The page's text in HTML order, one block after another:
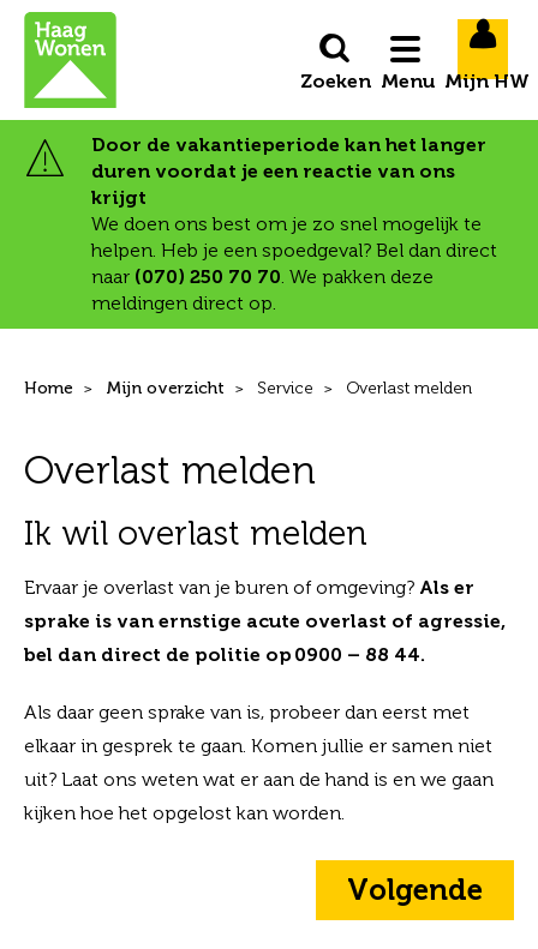
Naar hoofdinhoud
Naar hoofdnavigatiemenu
Naar zoeken
Naar de homepage
Ga naar Hoofd
Menu
Door de vakantieperiode kan het langer
duren voordat je een reactie van ons
krijgt
We doen ons best om je zo snel mogelijk te
helpen. Heb je een spoedgeval? Bel dan direct
naar (070) 250 70 70. We pakken deze
meldingen direct op.
Home Mijn overzicht Service Overlast melden
Overlast melden
Ik wil overlast melden
Ervaar je overlast van je buren of omgeving? Als er
sprake is van ernstige acute overlast of agressie,
bel dan direct de politie op 0900 – 88 44.
Als daar geen sprake van is, probeer dan eerst met
elkaar in gesprek te gaan. Komen jullie er samen niet
uit? Laat ons weten wat er aan de hand is en we gaan
kijken hoe het opgelost kan worden.
Volgende